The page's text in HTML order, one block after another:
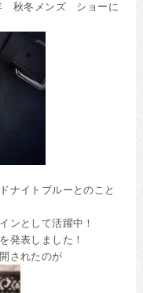
秋冬メンズ ショーに
ナイトブルーとのこと
ンとして活躍中！
発表しました！
されたのが